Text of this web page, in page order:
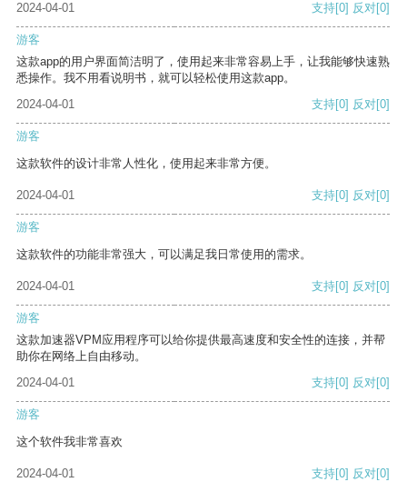
2024-04-01 支持[0] 反对[0]
游客
这款app的用户界面简洁明了，使用起来非常容易上手，让我能够快速熟
悉操作。我不用看说明书，就可以轻松使用这款app。
2024-04-01
支持[0] 反对[0]
游客
这款软件的设计非常人性化，使用起来非常方便。
2024-04-01 支持[0] 反对[0]
游客
这款软件的功能非常强大，可以满足我日常使用的需求。
2024-04-01 支持[0] 反对[0]
游客
这款加速器VPM应用程序可以给你提供最高速度和安全性的连接，并帮
助你在网络上自由移动。
2024-04-01
支持[0] 反对[0]
游客
这个软件我非常喜欢
2024-04-01 支持[0] 反对[0]